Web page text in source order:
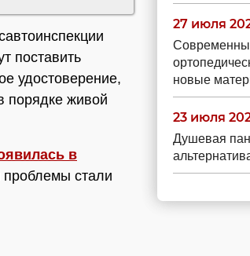
поставить
удостоверение,
порядке живой
в
проблемы стали
27 июля
новые
23 июля
Душевая